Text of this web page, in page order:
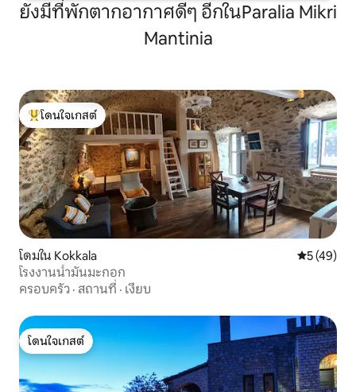
ยังมีที่พักตากอากาศดีๆ อีกในParalia Mikri
Μantinia
โดนใจเกสต์ที่สุด
โดนใจเกสต์
โดมใน Kokkala คะแนนเฉลี่
5 (49)
โรงงานน้ำมันมะกอก
ครอบครัว · สถานที่ · เงียบ
โดนใจเกสต์
โดนใจเกสต์